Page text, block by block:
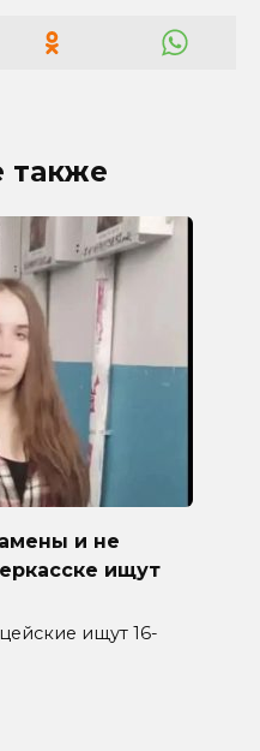
также
и не
ищут
ищут 16-